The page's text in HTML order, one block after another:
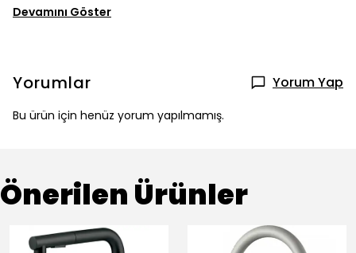
Devamını Göster
Yorumlar Yorum Yap
Bu ürün için henüz yorum yapılmamış.
Önerilen Ürünler